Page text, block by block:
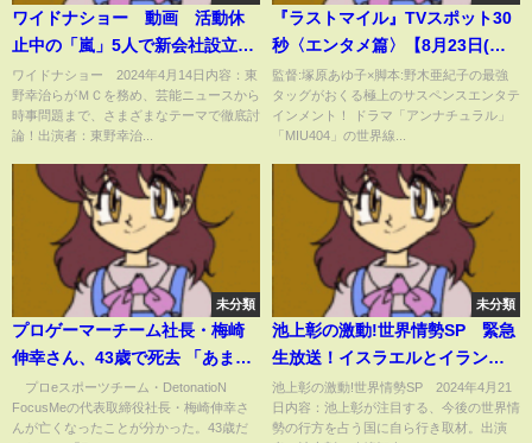
ワイドナショー 動画 活動休
止中の「嵐」5人で新会社設立
4月14日
ワイドナショー 2024年4月14日内容：東
野幸治らがＭＣを務め、芸能ニュースから
時事問題まで、さまざまなテーマで徹底討
論！出演者：東野幸治...
『ラストマイル』TVスポット30
秒〈エンタメ篇〉【8月23日(金)
公開】
監督:塚原あゆ子×脚本:野木亜紀子の最強
タッグがおくる極上のサスペンスエンタテ
インメント！ ドラマ「アンナチュラル」
「MIU404」の世界線...
未分類
プロゲーマーチーム社長・梅崎
伸幸さん、43歳で死去 「あまり
にも早すぎる訃報」「最初に好
きになったチームでした」など
悲しみの声(ABEMA TIMES)
プロeスポーツチーム・DetonatioN
FocusMeの代表取締役社長・梅崎伸幸さ
んが亡くなったことが分かった。43歳だ
未分類
池上彰の激動!世界情勢SP 緊急
生放送！イスラエルとイランの
報復合戦の行方 2024年4月21
日
池上彰の激動!世界情勢SP 2024年4月21
日内容：池上彰が注目する、今後の世界情
勢の行方を占う国に自ら行き取材。出演